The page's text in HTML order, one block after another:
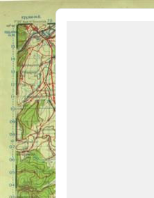
Bienvenue sur LE